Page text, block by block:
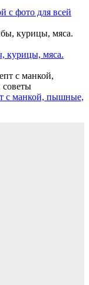
с фото для всей
курицы, мяса.
с манкой, пышные,